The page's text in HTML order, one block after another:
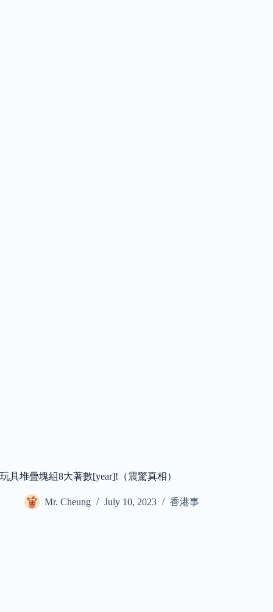
玩具堆疊塊組8大著數[year]!（震驚真相）
Mr. Cheung July 10, 2023 香港事